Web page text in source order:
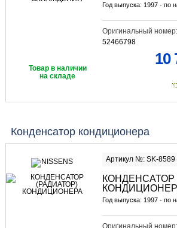
Год выпуска: 1997 - по
Оригинальный номер:
52466798
Товар в наличии
на складе
10
Конденсатор кондиционера
Артикул №: SK-8589
КОНДЕНСАТОР
Год выпуска: 1997 - по
Оригинальный номер: